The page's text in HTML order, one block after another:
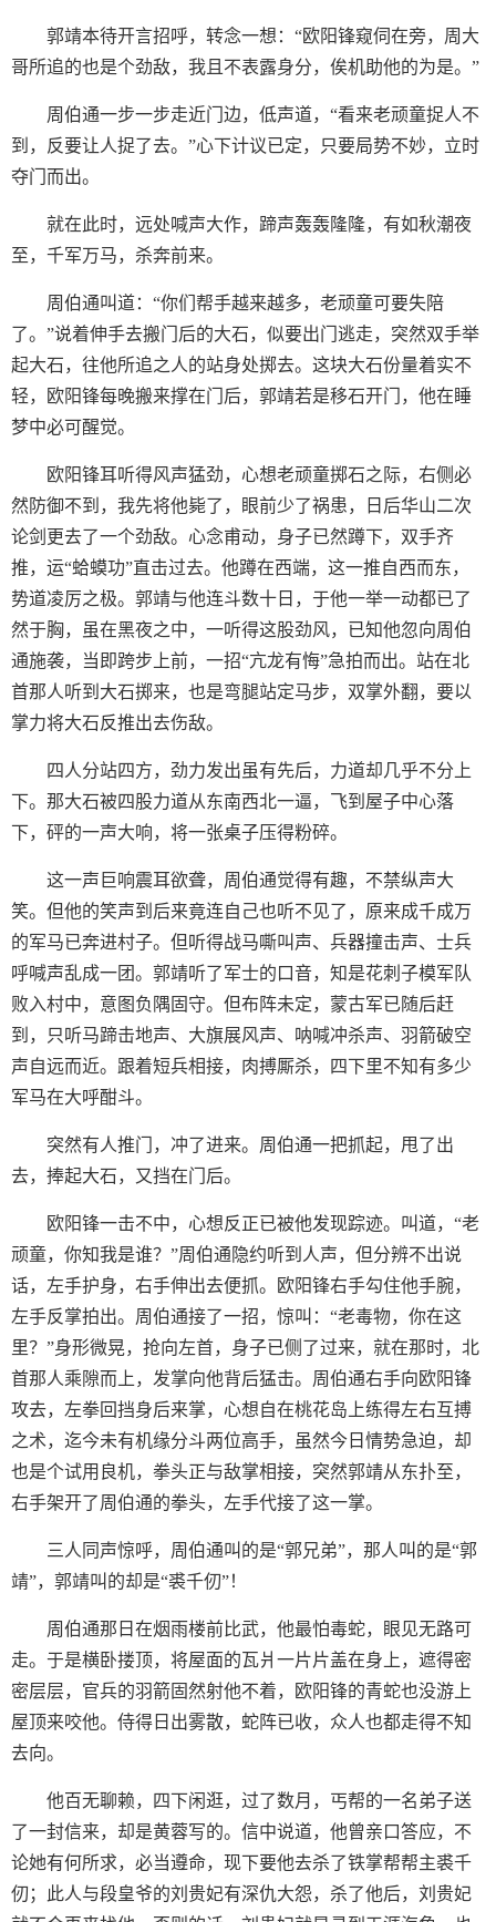
郭靖本待开言招呼，转念一想：“欧阳锋窥伺在旁，周大
哥所追的也是个劲敌，我且不表露身分，俟机助他的为是。”
周伯通一步一步走近门边，低声道，“看来老顽童捉人不
到，反要让人捉了去。”心下计议已定，只要局势不妙，立时
夺门而出。
就在此时，远处喊声大作，蹄声轰轰隆隆，有如秋潮夜
至，千军万马，杀奔前来。
周伯通叫道：“你们帮手越来越多，老顽童可要失陪
了。”说着伸手去搬门后的大石，似要出门逃走，突然双手举
起大石，往他所追之人的站身处掷去。这块大石份量着实不
轻，欧阳锋每晚搬来撑在门后，郭靖若是移石开门，他在睡
梦中必可醒觉。
欧阳锋耳听得风声猛劲，心想老顽童掷石之际，右侧必
然防御不到，我先将他毙了，眼前少了祸患，日后华山二次
论剑更去了一个劲敌。心念甫动，身子已然蹲下，双手齐
推，运“蛤蟆功”直击过去。他蹲在西端，这一推自西而东，
势道凌厉之极。郭靖与他连斗数十日，于他一举一动都已了
然于胸，虽在黑夜之中，一听得这股劲风，已知他忽向周伯
通施袭，当即跨步上前，一招“亢龙有悔”急拍而出。站在北
首那人听到大石掷来，也是弯腿站定马步，双掌外翻，要以
掌力将大石反推出去伤敌。
四人分站四方，劲力发出虽有先后，力道却几乎不分上
下。那大石被四股力道从东南西北一逼，飞到屋子中心落
下，砰的一声大响，将一张桌子压得粉碎。
这一声巨响震耳欲聋，周伯通觉得有趣，不禁纵声大
笑。但他的笑声到后来竟连自己也听不见了，原来成千成万
的军马已奔进村子。但听得战马嘶叫声、兵器撞击声、士兵
呼喊声乱成一团。郭靖听了军士的口音，知是花刺子模军队
败入村中，意图负隅固守。但布阵未定，蒙古军已随后赶
到，只听马蹄击地声、大旗展风声、呐喊冲杀声、羽箭破空
声自远而近。跟着短兵相接，肉搏厮杀，四下里不知有多少
军马在大呼酣斗。
突然有人推门，冲了进来。周伯通一把抓起，甩了出
去，捧起大石，又挡在门后。
欧阳锋一击不中，心想反正已被他发现踪迹。叫道，“老
顽童，你知我是谁？”周伯通隐约听到人声，但分辨不出说
话，左手护身，右手伸出去便抓。欧阳锋右手勾住他手腕，
左手反掌拍出。周伯通接了一招，惊叫：“老毒物，你在这
里？”身形微晃，抢向左首，身子已侧了过来，就在那时，北
首那人乘隙而上，发掌向他背后猛击。周伯通右手向欧阳锋
攻去，左拳回挡身后来掌，心想自在桃花岛上练得左右互搏
之术，迄今未有机缘分斗两位高手，虽然今日情势急迫，却
也是个试用良机，拳头正与敌掌相接，突然郭靖从东扑至，
右手架开了周伯通的拳头，左手代接了这一掌。
三人同声惊呼，周伯通叫的是“郭兄弟”，那人叫的是“郭
靖”，郭靖叫的却是“裘千仞”！
周伯通那日在烟雨楼前比武，他最怕毒蛇，眼见无路可
走。于是横卧搂顶，将屋面的瓦爿一片片盖在身上，遮得密
密层层，官兵的羽箭固然射他不着，欧阳锋的青蛇也没游上
屋顶来咬他。侍得日出雾散，蛇阵已收，众人也都走得不知
去向。
他百无聊赖，四下闲逛，过了数月，丐帮的一名弟子送
了一封信来，却是黄蓉写的。信中说道，他曾亲口答应，不
论她有何所求，必当遵命，现下要他去杀了铁掌帮帮主裘千
仞；此人与段皇爷的刘贵妃有深仇大怨，杀了他后，刘贵妃